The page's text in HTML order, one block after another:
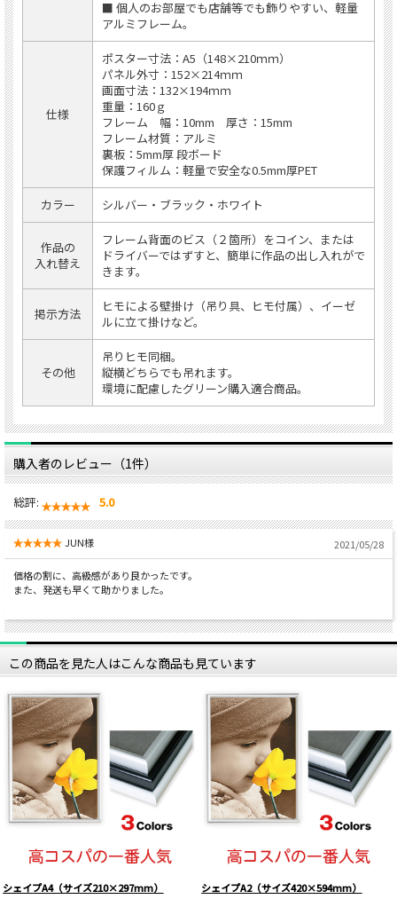
■ 個人のお部屋でも店舗等でも飾りやすい、軽量
アルミフレーム。
仕様
ポスター寸法：A5（148×210ｍｍ）
パネル外寸：152×214ｍｍ
画面寸法：132×194ｍｍ
重量：160ｇ
フレーム 幅：10mm 厚さ：15mm
フレーム材質：アルミ
裏板：5mm厚 段ボード
保護フィルム：軽量で安全な0.5mm厚PET
カラー シルバー・ブラック・ホワイト
作品の
入れ替え
フレーム背面のビス（２箇所）をコイン、または
ドライバーではずすと、簡単に作品の出し入れがで
きます。
掲示方法
ヒモによる壁掛け（吊り具、ヒモ付属）、イーゼ
ルに立て掛けなど。
その他
吊りヒモ同梱。
縦横どちらでも吊れます。
環境に配慮したグリーン購入適合商品。
購入者のレビュー（1件）
総評: 5.0
JUN様 2021/05/28
価格の割に、高級感があり良かったです。
また、発送も早くて助かりました。
この商品を見た人はこんな商品も見ています
シェイプA4（サイズ210×297mm）
シェイプA2（サイズ420×594mm）